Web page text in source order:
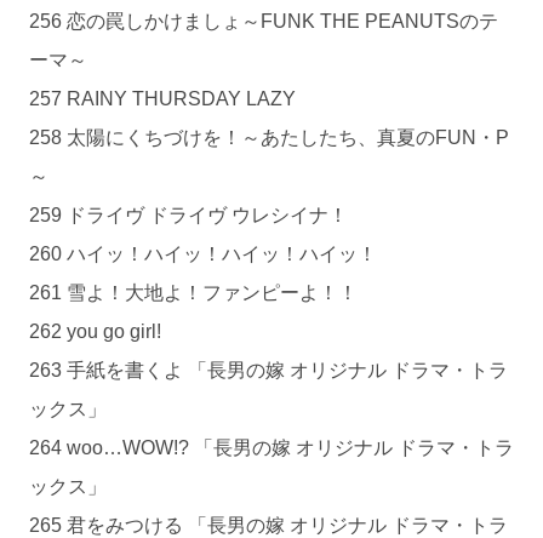
256 恋の罠しかけましょ～FUNK THE PEANUTSのテ
ーマ～
257 RAINY THURSDAY LAZY
258 太陽にくちづけを！～あたしたち、真夏のFUN・P
～
259 ドライヴ ドライヴ ウレシイナ！
260 ハイッ！ハイッ！ハイッ！ハイッ！
261 雪よ！大地よ！ファンピーよ！！
262 you go girl!
263 手紙を書くよ 「長男の嫁 オリジナル ドラマ・トラ
ックス」
264 woo…WOW!? 「長男の嫁 オリジナル ドラマ・トラ
ックス」
265 君をみつける 「長男の嫁 オリジナル ドラマ・トラ